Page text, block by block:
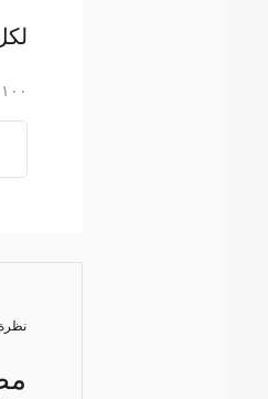
14.02 ١٠٠ جم